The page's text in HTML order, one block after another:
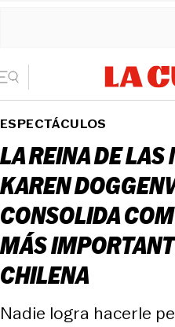
ESPECTÁCULOS
LA REINA DE
KAREN
CONSOLIDA
MÁS
CHILENA
Nadie logra hacerle